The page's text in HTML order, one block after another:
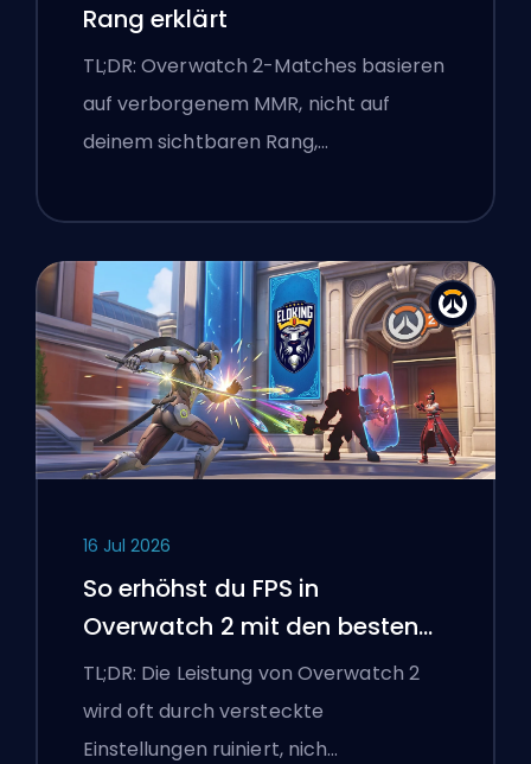
Rang erklärt
TL;DR: Overwatch 2-Matches basieren
auf verborgenem MMR, nicht auf
deinem sichtbaren Rang,…
16 Jul 2026
So erhöhst du FPS in
Overwatch 2 mit den besten
Einstellungen
TL;DR: Die Leistung von Overwatch 2
wird oft durch versteckte
Einstellungen ruiniert, nich…